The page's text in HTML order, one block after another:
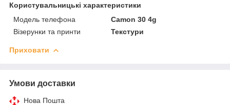
Користувальницькі характеристики
Модель телефона
Camon 30 4g
Візерунки та принти
Текстури
Приховати
Умови доставки
Нова Пошта